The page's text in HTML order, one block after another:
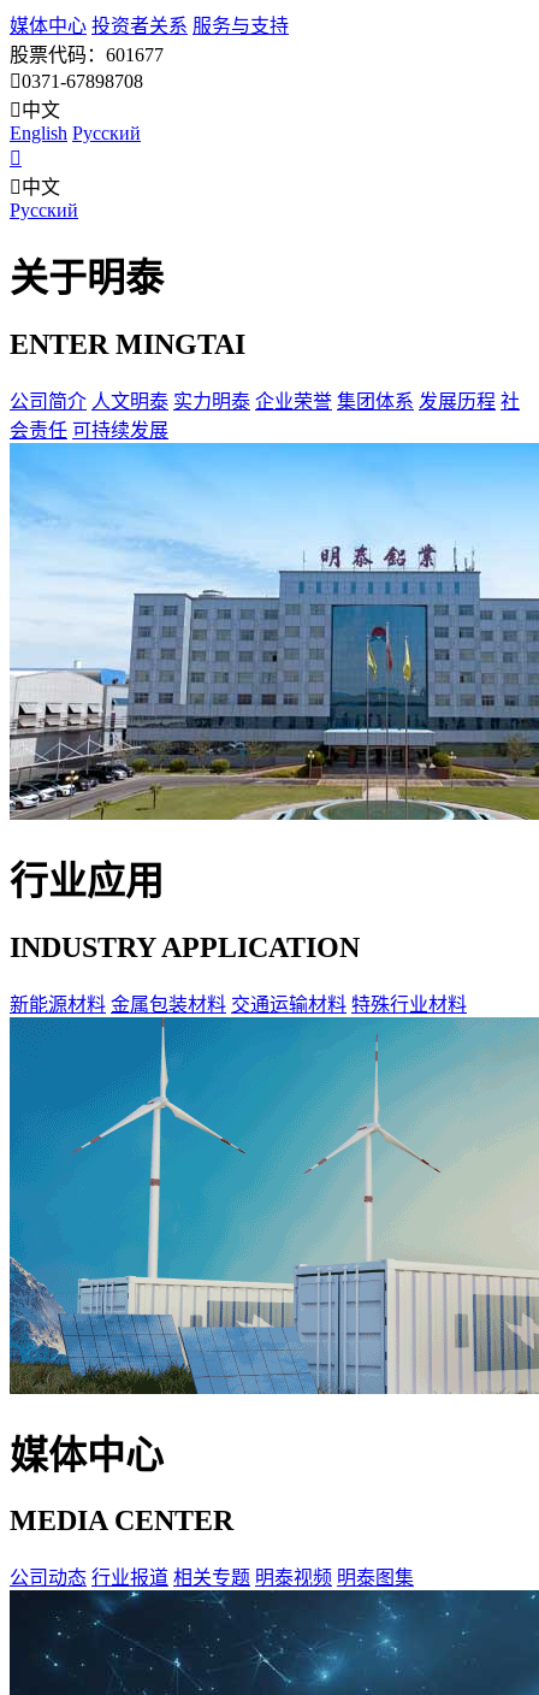
媒体中心 投资者关系 服务与支持
股票代码：601677
0371-67898708
中文
English Pусский
中文
Pусский
关于明泰
ENTER MINGTAI
公司简介 人文明泰 实力明泰 企业荣誉 集团体系 发展历程 社
会责任 可持续发展
行业应用
INDUSTRY APPLICATION
新能源材料 金属包装材料 交通运输材料 特殊行业材料
媒体中心
MEDIA CENTER
公司动态 行业报道 相关专题 明泰视频 明泰图集